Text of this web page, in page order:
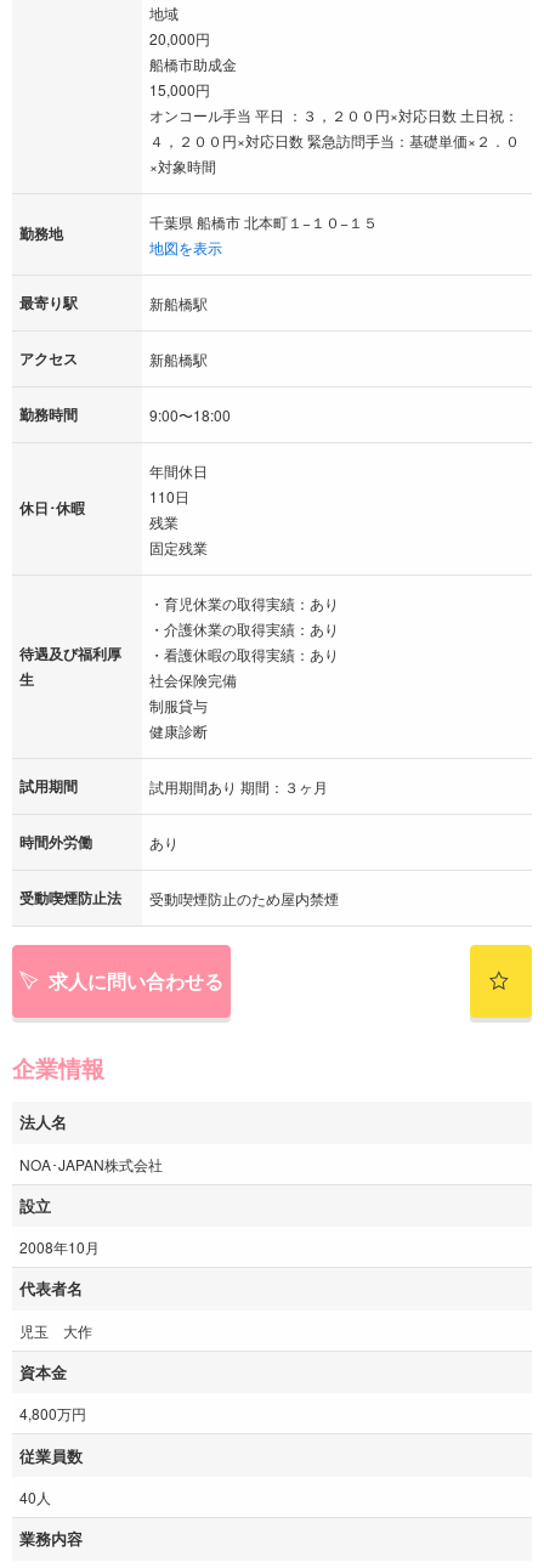
地域
20,000円
船橋市助成金
15,000円
オンコール手当 平日 ：３，２００円×対応日数 土日祝：
４，２００円×対応日数 緊急訪問手当：基礎単価×２．０
×対象時間
勤務地
千葉県 船橋市 北本町１−１０−１５
地図を表示
最寄り駅 新船橋駅
アクセス 新船橋駅
勤務時間 9:00〜18:00
休日･休暇
年間休日
110日
残業
固定残業
待遇及び福利厚
生
・育児休業の取得実績：あり
・介護休業の取得実績：あり
・看護休暇の取得実績：あり
社会保険完備
制服貸与
健康診断
試用期間 試用期間あり 期間：３ヶ月
時間外労働 あり
受動喫煙防止法 受動喫煙防止のため屋内禁煙
求人に問い合わせる
企業情報
法人名
NOA･JAPAN株式会社
設立
2008年10月
代表者名
児玉 大作
資本金
4,800万円
従業員数
40人
業務内容